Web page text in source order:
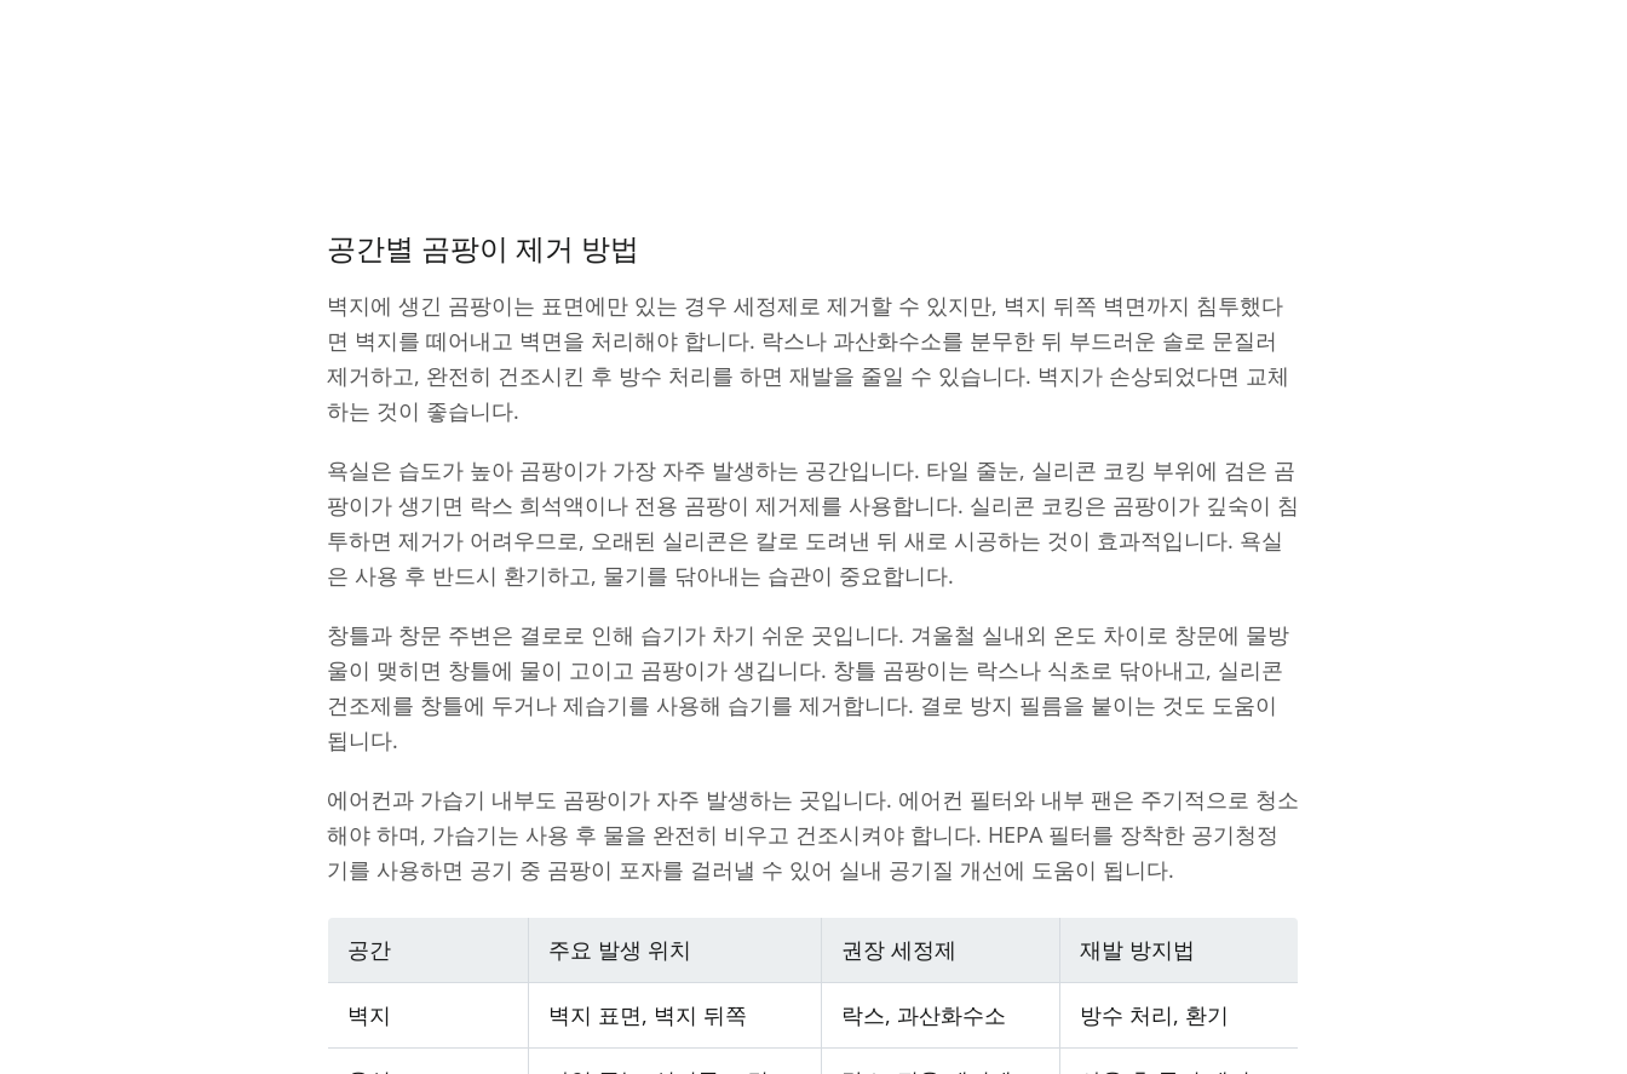
공간별 곰팡이 제거 방법
벽지에 생긴 곰팡이는 표면에만 있는 경우 세정제로 제거할 수 있지만, 벽지 뒤쪽 벽면까지 침투했다
면 벽지를 떼어내고 벽면을 처리해야 합니다. 락스나 과산화수소를 분무한 뒤 부드러운 솔로 문질러
제거하고, 완전히 건조시킨 후 방수 처리를 하면 재발을 줄일 수 있습니다. 벽지가 손상되었다면 교체
하는 것이 좋습니다.
욕실은 습도가 높아 곰팡이가 가장 자주 발생하는 공간입니다. 타일 줄눈, 실리콘 코킹 부위에 검은 곰
팡이가 생기면 락스 희석액이나 전용 곰팡이 제거제를 사용합니다. 실리콘 코킹은 곰팡이가 깊숙이 침
투하면 제거가 어려우므로, 오래된 실리콘은 칼로 도려낸 뒤 새로 시공하는 것이 효과적입니다. 욕실
은 사용 후 반드시 환기하고, 물기를 닦아내는 습관이 중요합니다.
창틀과 창문 주변은 결로로 인해 습기가 차기 쉬운 곳입니다. 겨울철 실내외 온도 차이로 창문에 물방
울이 맺히면 창틀에 물이 고이고 곰팡이가 생깁니다. 창틀 곰팡이는 락스나 식초로 닦아내고, 실리콘
건조제를 창틀에 두거나 제습기를 사용해 습기를 제거합니다. 결로 방지 필름을 붙이는 것도 도움이
됩니다.
에어컨과 가습기 내부도 곰팡이가 자주 발생하는 곳입니다. 에어컨 필터와 내부 팬은 주기적으로 청소
해야 하며, 가습기는 사용 후 물을 완전히 비우고 건조시켜야 합니다. HEPA 필터를 장착한 공기청정
기를 사용하면 공기 중 곰팡이 포자를 걸러낼 수 있어 실내 공기질 개선에 도움이 됩니다.
공간 주요 발생 위치 권장 세정제 재발 방지법
벽지 벽지 표면, 벽지 뒤쪽 락스, 과산화수소 방수 처리, 환기